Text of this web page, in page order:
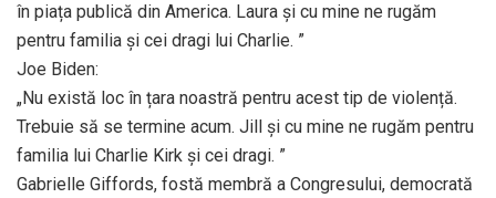
în piața publică din America. Laura și cu mine ne rugăm
pentru familia și cei dragi lui Charlie. ”
Joe Biden:
„Nu există loc în țara noastră pentru acest tip de violență.
Trebuie să se termine acum. Jill și cu mine ne rugăm pentru
familia lui Charlie Kirk și cei dragi. ”
Gabrielle Giffords, fostă membră a Congresului, democrată